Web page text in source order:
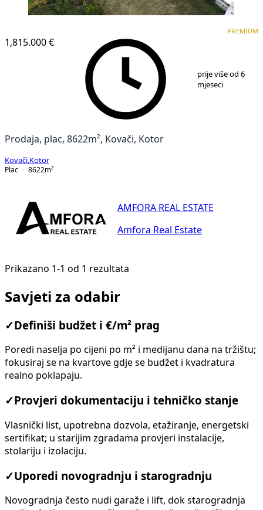
1,815.000 €
PREMIUM
prije više od 6
mjeseci
Prodaja, plac, 8622m², Kovači, Kotor
Kovači Kotor
Plac
8622m²
AMFORA REAL ESTATE
Amfora Real Estate
Prikazano 1-1 od 1 rezultata
Savjeti za odabir
✓ Definiši budžet i €/m² prag
Poredi naselja po cijeni po m² i medijanu dana na tržištu;
fokusiraj se na kvartove gdje se budžet i kvadratura
realno poklapaju.
✓ Provjeri dokumentaciju i tehničko stanje
Vlasnički list, upotrebna dozvola, etažiranje, energetski
sertifikat; u starijim zgradama provjeri instalacije,
stolariju i izolaciju.
✓Uporedi novogradnju i starogradnju
Novogradnja često nudi garaže i lift, dok starogradnja